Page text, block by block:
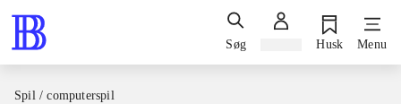
Søg Husk Menu
Spil / computerspil